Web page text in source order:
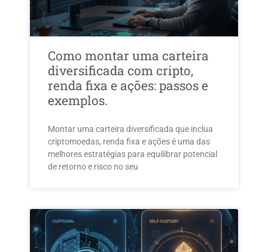
Como montar uma carteira
diversificada com cripto,
renda fixa e ações: passos e
exemplos.
Montar uma carteira diversificada que inclua
criptomoedas, renda fixa e ações é uma das
melhores estratégias para equilibrar potencial
de retorno e risco no seu